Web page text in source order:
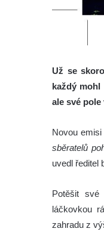
Už se
každý
ale své
Novou
sběratelů
uvedl ředitel
Potěšit své
láčkovkou
zahradu z